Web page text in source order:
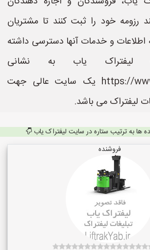
رزومه خود را ثبت کنند تا مشتریان
اطلاعات و خدمات آنها دسترسی داشته
لیفتراک یاب به نشانی
https://www.LiftrakYab.ir یک سایت عالی جهت
لیفتراک می باشد.
ها به ترتیب ستاره در سایت لیفتراک یاب
فروشنده